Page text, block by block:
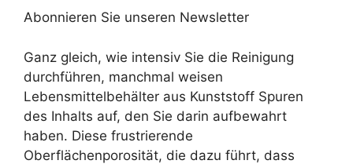
Abonnieren Sie unseren Newsletter
Ganz gleich, wie intensiv Sie die Reinigung
durchführen, manchmal weisen
Lebensmittelbehälter aus Kunststoff Spuren
des Inhalts auf, den Sie darin aufbewahrt
haben. Diese frustrierende
Oberflächenporosität, die dazu führt, dass